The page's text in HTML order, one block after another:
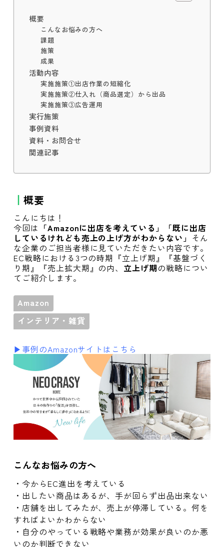
概要
こんなお悩みの方へ
課題
施策
成果
活動内容
実施施策①出店作業の短縮化
実施施策②仕入れ（商品選定）から出品
実施施策③広告運用
実行施策
事例資料
資料・お問合せ
関連記事
概要
こんにちは！
今回は 「Amazonに出店を考えている」「既に出店
しているけれども売上の上げ方がわからない」 そん
な企業のご担当者様に見ていただきたい内容です。
EC戦略における3つの時期『立上げ期』『基盤づく
り期』『売上拡大期』の内、 立上げ期の戦略につい
てご紹介します。
Amazon
インテリア・雑貨
▶事例のAmazonサイトはこちら
こんなお悩みの方へ
・今からEC進出を考えている
・出したい商品はあるが、手が回らず出品出来ない
・店舗を出してみたが、売上が停滞している。何を
すればよいかわからない
・自分のやっている戦略や業務が効果が良いのか悪
いのか判断できない